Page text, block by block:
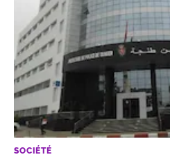
SOCIÉTÉ